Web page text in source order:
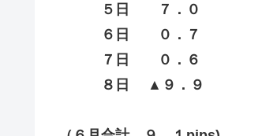
５日 ７．０
６日 ０．７
７日 ０．６
８日 ▲９．９